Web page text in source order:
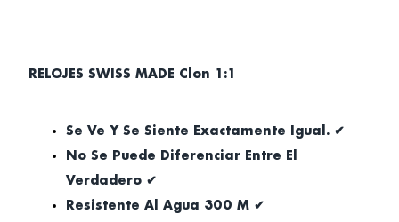
RELOJES SWISS MADE Clon 1:1
Se Ve Y Se Siente Exactamente Igual. ✔
No Se Puede Diferenciar Entre El
Verdadero ✔
Resistente Al Agua 300 M ✔